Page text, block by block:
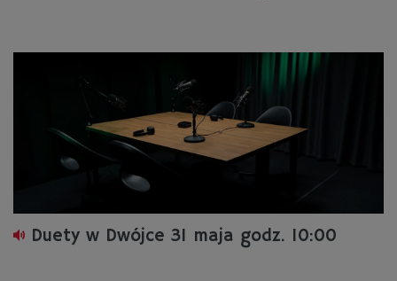
Duety w Dwójce 31 maja godz. 10:00